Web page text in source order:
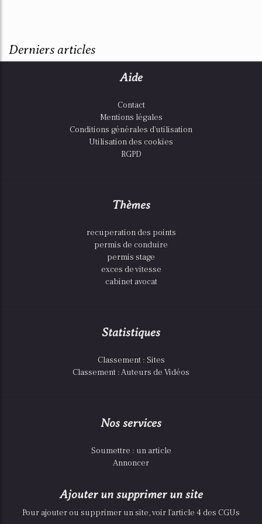
Derniers articles
Aide
Contact
Mentions légales
Conditions générales d'utilisation
Utilisation des cookies
RGPD
Thèmes
recuperation des points
permis de conduire
permis stage
exces de vitesse
cabinet avocat
Statistiques
Classement : Sites
Classement : Auteurs de Vidéos
Nos services
Soumettre : un article
Annoncer
Ajouter un supprimer un site
Pour ajouter ou supprimer un site, voir l'article 4 des CGUs